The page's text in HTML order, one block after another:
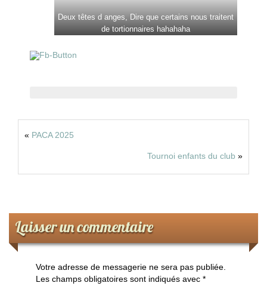
Deux têtes d anges, Dire que certains nous traitent
de tortionnaires hahahaha
« PACA 2025
Tournoi enfants du club »
Laisser un commentaire
Votre adresse de messagerie ne sera pas publiée.
Les champs obligatoires sont indiqués avec *